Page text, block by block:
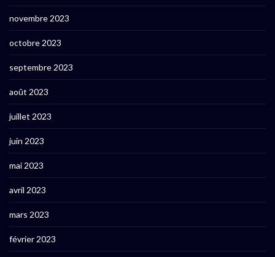
novembre 2023
octobre 2023
septembre 2023
août 2023
juillet 2023
juin 2023
mai 2023
avril 2023
mars 2023
février 2023